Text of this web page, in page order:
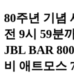
80주년 기념
전 9시 59분
JBL BAR
비 애트모스